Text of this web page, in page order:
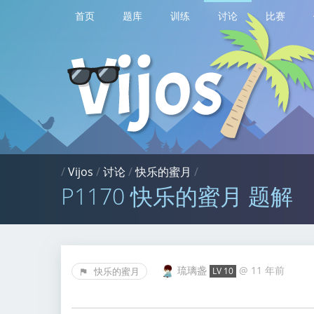
首页 题库 训练 讨论 比赛
/Vijos /讨论/快乐的蜜月 /
P1170 快乐的蜜月 题解
快乐的蜜月 琉璃盏 LV 10 @ 11 年前